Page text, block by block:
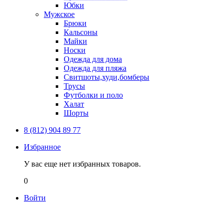
Юбки
Мужское
Брюки
Кальсоны
Майки
Носки
Одежда для дома
Одежда для пляжа
Свитшоты,худи,бомберы
Трусы
Футболки и поло
Халат
Шорты
8 (812) 904 89 77
Избранное
У вас еще нет избранных товаров.
0
Войти